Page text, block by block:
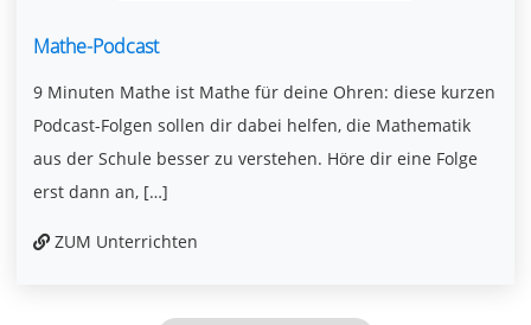
Mathe-Podcast
9 Minuten Mathe ist Mathe für deine Ohren: diese kurzen
Podcast-Folgen sollen dir dabei helfen, die Mathematik
aus der Schule besser zu verstehen. Höre dir eine Folge
erst dann an, […]
ZUM Unterrichten